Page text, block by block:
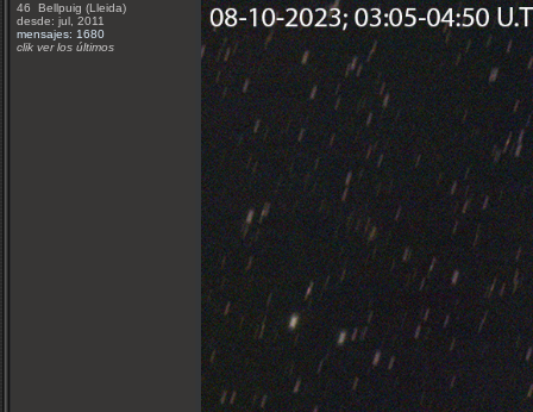
46 Bellpuig (Lleida)
desde: jul, 2011
mensajes: 1680
clik ver los últimos